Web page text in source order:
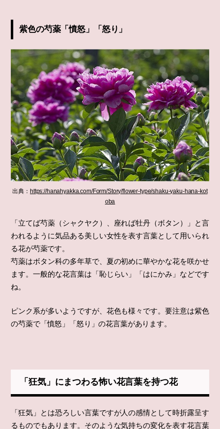
紫色の芍薬「憤怒」「怒り」
出典： https://hanahyakka.com/Form/Story/flower-type/shaku-yaku-hana-kot
oba
「立てば芍薬（シャクヤク）、座れば牡丹（ボタン）」と言
われるように気品ある美しい女性を表す言葉として用いられ
る花が芍薬です。
芍薬はボタン科の多年草で、夏の初めに華やかな花を咲かせ
ます。一般的な花言葉は「恥じらい」「はにかみ」などです
ね。
ピンク系が多いようですが、花色も様々です。要注意は紫色
の芍薬で「憤怒」「怒り」の花言葉があります。
「狂気」にまつわる怖い花言葉を持つ花
「狂気」とは恐ろしい言葉ですが人の感情として時折露呈す
るものでもあります。そのような気持ちの変化を表す花言葉